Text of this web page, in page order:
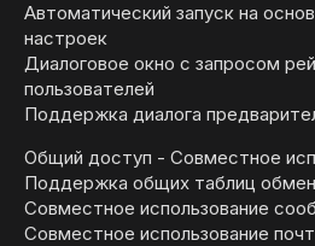
Автоматический запуск на
настроек
Диалоговое окно с запросом
пользователей
Поддержка диалога
Общий доступ - Совместное
Поддержка общих таблиц
Совместное использование
Совместное использование